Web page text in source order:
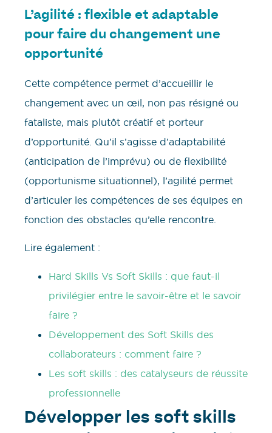
L’agilité : flexible et adaptable
pour faire du changement une
opportunité
Cette compétence permet d’accueillir le
changement avec un œil, non pas résigné ou
fataliste, mais plutôt créatif et porteur
d’opportunité. Qu’il s’agisse d’adaptabilité
(anticipation de l’imprévu) ou de flexibilité
(opportunisme situationnel), l’agilité permet
d’articuler les compétences de ses équipes en
fonction des obstacles qu’elle rencontre.
Lire également :
Hard Skills Vs Soft Skills : que faut-il
privilégier entre le savoir-être et le savoir
faire ?
Développement des Soft Skills des
collaborateurs : comment faire ?
Les soft skills : des catalyseurs de réussite
professionnelle
Développer les soft skills